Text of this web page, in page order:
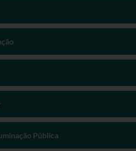
Pública